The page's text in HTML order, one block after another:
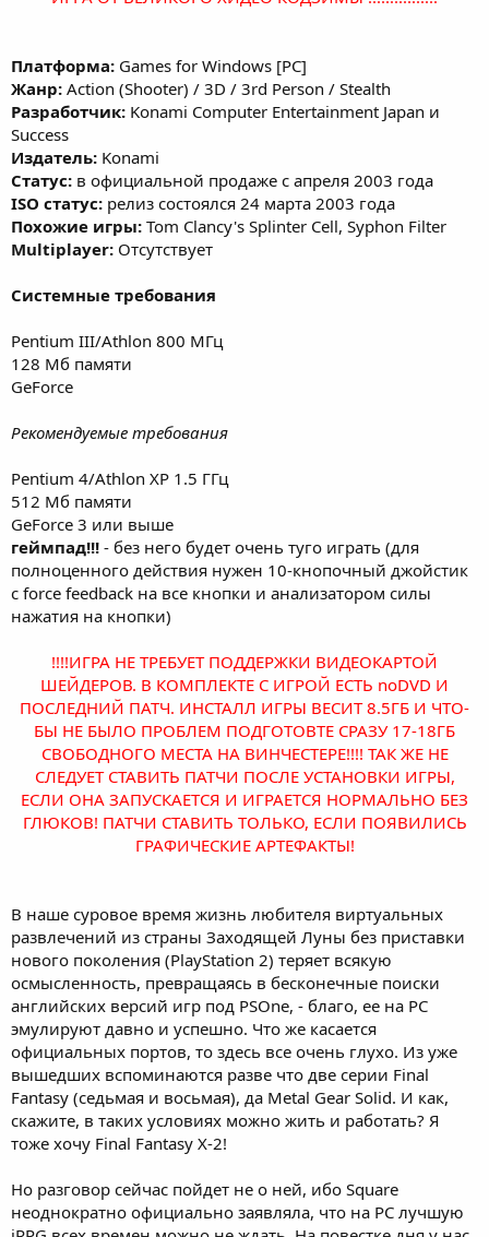
Платформа: Games for Windows [PC]
Жанр: Action (Shooter) / 3D / 3rd Person / Stealth
Разработчик: Konami Computer Entertainment Japan и
Success
Издатель: Konami
Статус: в официальной продаже с апреля 2003 года
ISO статус: релиз состоялся 24 марта 2003 года
Похожие игры: Tom Clancy's Splinter Cell, Syphon Filter
Multiplayer: Отсутствует
Системные требования
Pentium III/Athlon 800 МГц
128 Мб памяти
GeForce
Рекомендуемые требования
Pentium 4/Athlon XP 1.5 ГГц
512 Мб памяти
GeForce 3 или выше
геймпад!!! - без него будет очень туго играть (для
полноценного действия нужен 10-кнопочный джойстик
с force feedback на все кнопки и анализатором силы
нажатия на кнопки)
!!!!ИГРА НЕ ТРЕБУЕТ ПОДДЕРЖКИ ВИДЕОКАРТОЙ
ШЕЙДЕРОВ. В КОМПЛЕКТЕ С ИГРОЙ ЕСТЬ noDVD И
ПОСЛЕДНИЙ ПАТЧ. ИНСТАЛЛ ИГРЫ ВЕСИТ 8.5ГБ И ЧТО-
БЫ НЕ БЫЛО ПРОБЛЕМ ПОДГОТОВТЕ СРАЗУ 17-18ГБ
СВОБОДНОГО МЕСТА НА ВИНЧЕСТЕРЕ!!!! ТАК ЖЕ НЕ
СЛЕДУЕТ СТАВИТЬ ПАТЧИ ПОСЛЕ УСТАНОВКИ ИГРЫ,
ЕСЛИ ОНА ЗАПУСКАЕТСЯ И ИГРАЕТСЯ НОРМАЛЬНО БЕЗ
ГЛЮКОВ! ПАТЧИ СТАВИТЬ ТОЛЬКО, ЕСЛИ ПОЯВИЛИСЬ
ГРАФИЧЕСКИЕ АРТЕФАКТЫ!
В наше суровое время жизнь любителя виртуальных
развлечений из страны Заходящей Луны без приставки
нового поколения (PlayStation 2) теряет всякую
осмысленность, превращаясь в бесконечные поиски
английских версий игр под PSOne, - благо, ее на PC
эмулируют давно и успешно. Что же касается
официальных портов, то здесь все очень глухо. Из уже
вышедших вспоминаются разве что две серии Final
Fantasy (седьмая и восьмая), да Metal Gear Solid. И как,
скажите, в таких условиях можно жить и работать? Я
тоже хочу Final Fantasy X-2!
Но разговор сейчас пойдет не о ней, ибо Square
неоднократно официально заявляла, что на PC лучшую